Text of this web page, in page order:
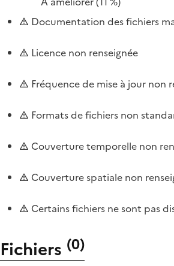
Documentation des fichiers
Licence non renseignée
Fréquence de mise à jour non
Formats de fichiers non
Couverture temporelle non
Couverture spatiale non
Certains fichiers ne sont pas
Fichiers (0)